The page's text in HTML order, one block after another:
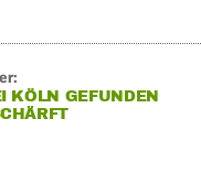
KÖLN GEFUNDEN